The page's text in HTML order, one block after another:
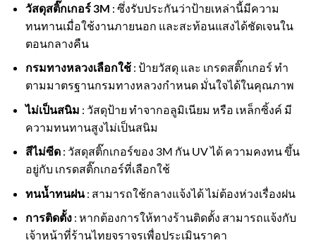
วัสดุสติ๊กเกอร์ 3M : ซึ่งรับประกันว่าป้ายเหล่านี้มีความ
ทนทานเมื่อใช้งานภายนอก และสะท้อนแสงได้ชัดเจนใน
ตอนกลางคืน
กรมทางหลวงเลือกใช้: ป้ายวัสดุ และ เกรดสติ๊กเกอร์ ทำ
ตามมาตรฐานกรมทางหลวงกำหนด มั่นใจได้ในคุณภาพ
ไม่เป็นสนิม : วัสดุป้าย ทำจากอลูมิเนียม หรือ เหล็กซิ้งค์ มี
ความทนทานสูงไม่เป็นสนิม
สีไม่ซีด: วัสดุสติ๊กเกอร์ของ 3M กัน UV ได้ ความคงทน ขึ้น
อยู่กับ เกรดสติ๊กเกอร์ที่เลือกใช้
ทนน้ำทนฝน: สามารถใช้กลางแจ้งได้ ไม่ต้องห่วงเรื่องฝน
การติดตั้ง: หากต้องการให้ทางร้านติดตั้ง สามารถแจ้งกับ
เจ้าหน้าที่ร้านไทยจราจรเพื่อประเมินราคา